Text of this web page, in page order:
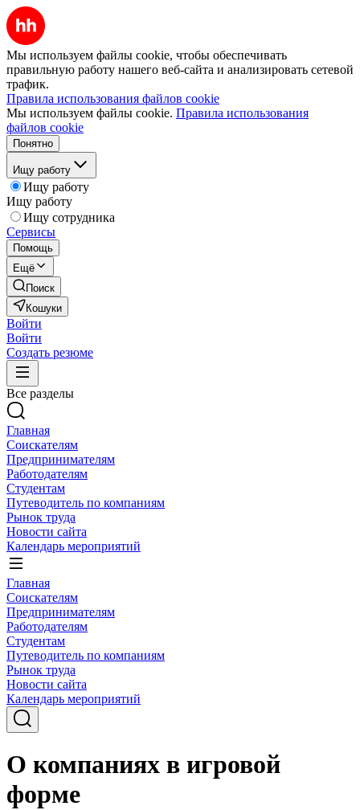
Мы используем файлы cookie, чтобы обеспечивать
правильную работу нашего веб-сайта и анализировать сетевой
трафик.
Правила использования файлов cookie
Мы используем файлы cookie. Правила использования
файлов cookie
Понятно
Ищу работу
Ищу работу
Ищу работу
Ищу сотрудника
Сервисы
Помощь
Ещё
Поиск
Кошуки
Войти
Войти
Создать резюме
Все разделы
Главная
Соискателям
Предпринимателям
Работодателям
Студентам
Путеводитель по компаниям
Рынок труда
Новости сайта
Календарь мероприятий
Главная
Соискателям
Предпринимателям
Работодателям
Студентам
Путеводитель по компаниям
Рынок труда
Новости сайта
Календарь мероприятий
О компаниях в игровой
форме